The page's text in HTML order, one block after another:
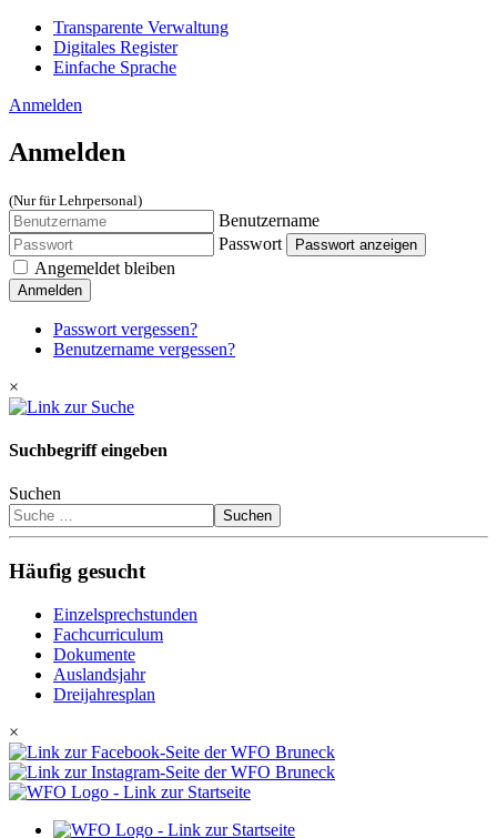
Transparente Verwaltung
Digitales Register
Einfache Sprache
Anmelden
Anmelden
(Nur für Lehrpersonal)
Benutzername
Passwort
Passwort anzeigen
Angemeldet bleiben
Anmelden
Passwort vergessen?
Benutzername vergessen?
×
Suchbegriff eingeben
Suchen
Suchen
Häufig gesucht
Einzelsprechstunden
Fachcurriculum
Dokumente
Auslandsjahr
Dreijahresplan
×